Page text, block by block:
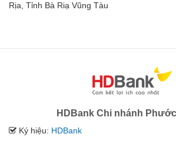
Rịa, Tỉnh Bà Riạ Vũng Tàu
HDBank Chi nhánh
Ký hiệu: HDBank